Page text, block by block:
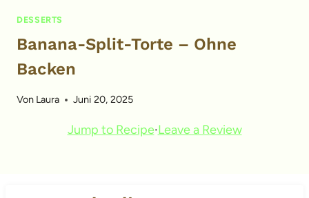
DESSERTS
Banana-Split-Torte – Ohne
Backen
Von Laura Juni 20, 2025
Jump to Recipe·Leave a Review